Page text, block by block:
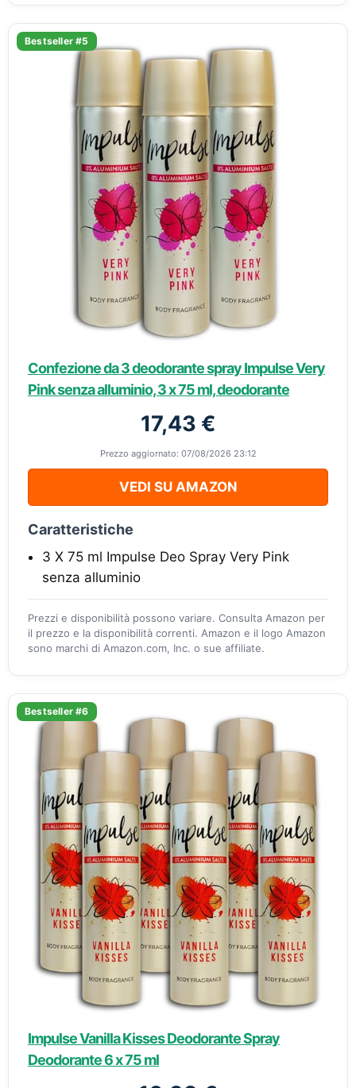
Bestseller #5
Confezione da 3 deodorante spray Impulse Very
Pink senza alluminio, 3 x 75 ml, deodorante
17,43 €
Prezzo aggiornato: 07/08/2026 23:12
VEDI SU AMAZON
Caratteristiche
3 X 75 ml Impulse Deo Spray Very Pink
senza alluminio
Prezzi e disponibilità possono variare. Consulta Amazon per
il prezzo e la disponibilità correnti. Amazon e il logo Amazon
sono marchi di Amazon.com, Inc. o sue affiliate.
Bestseller #6
Impulse Vanilla Kisses Deodorante Spray
Deodorante 6 x 75 ml